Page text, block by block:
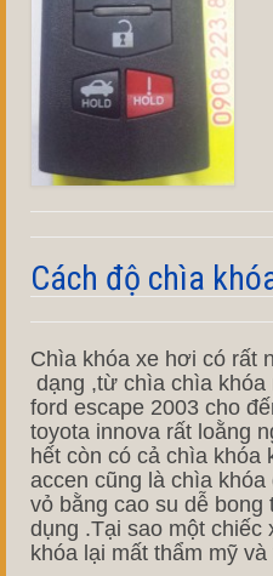
Cách độ chìa
Chìa khóa xe hơi có rất
dạng ,từ chìa chìa
ford escape 2003 cho
toyota innova rất loằng
hết còn có cả chìa khóa
accen cũng là chìa
vỏ bằng cao su dễ
dụng .Tại sao một chiếc
khóa lại mất thẩm mỹ